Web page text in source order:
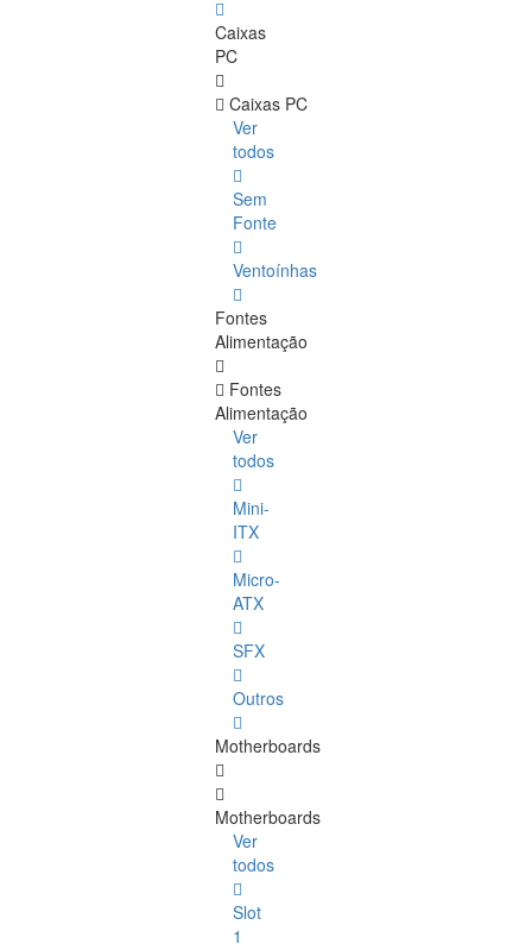
Caixas
PC
Caixas PC
Ver
todos
Sem
Fonte
Ventoínhas
Fontes
Alimentação
Fontes
Alimentação
Ver
todos
Mini-
ITX
Micro-
ATX
SFX
Outros
Motherboards
Motherboards
Ver
todos
Slot
1